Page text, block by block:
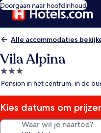
Doorgaan naar hoofdinhoud
Alle accommodaties
Vila Alpina
3.0-
sterrenaccommodatie
Pension in het centrum, in de
Kies datums om
Waar wil je naartoe?